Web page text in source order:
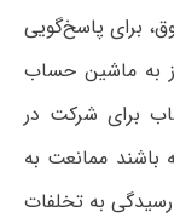
برای پاسخ‌گویی
به ماشین حساب
برای شرکت در
باشند ممانعت به
رسیدگی به تخلفات